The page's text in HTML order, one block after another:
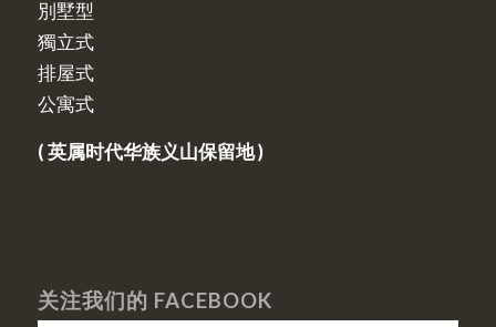
別墅型
獨立式
排屋式
公寓式
( 英属时代华族义山保留地 )
关注我们的 FACEBOOK